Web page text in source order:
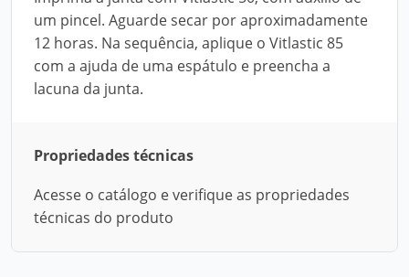
um pincel. Aguarde secar por aproximadamente
12 horas. Na sequência, aplique o Vitlastic 85
com a ajuda de uma espátulo e preencha a
lacuna da junta.
Propriedades técnicas
Acesse o catálogo e verifique as propriedades
técnicas do produto